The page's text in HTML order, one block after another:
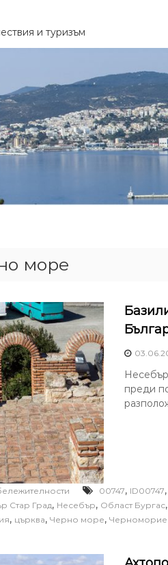
и туризъм
море
преди
00747, ID00747,
Стар Град, Несебър, Област Бургас,
, църква, Черно море, Черноморие